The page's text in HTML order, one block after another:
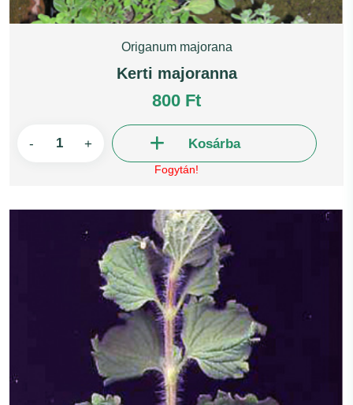
Origanum majorana
Kerti majoranna
800 Ft
- + Kosárba
Fogytán!